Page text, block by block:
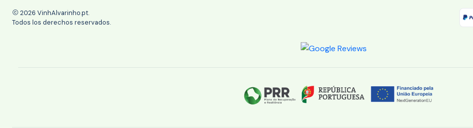
2026 VinhAlvarinho.pt.
Todos los derechos reservados.